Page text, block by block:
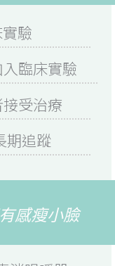
驗
臨床實驗
受治療
期追蹤
感瘦小臉